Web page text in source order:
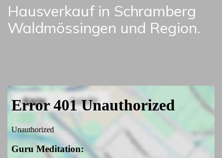
Hausverkauf in Schramberg
Waldmössingen und Region.